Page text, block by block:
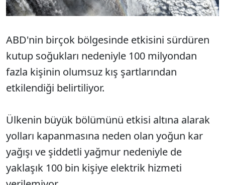
ABD'nin birçok bölgesinde etkisini sürdüren
kutup soğukları nedeniyle 100 milyondan
fazla kişinin olumsuz kış şartlarından
etkilendiği belirtiliyor.
Ülkenin büyük bölümünü etkisi altına alarak
yolları kapanmasına neden olan yoğun kar
yağışı ve şiddetli yağmur nedeniyle de
yaklaşık 100 bin kişiye elektrik hizmeti